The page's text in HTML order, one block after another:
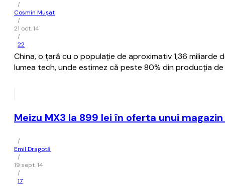
/
Cosmin Mușat
/
21 oct. 14
/
22
China, o ţară cu o populaţie de aproximativ 1,36
lumea tech, unde estimez că peste 80% din producţia
Meizu MX3 la 899 lei în oferta unui
/
Emil Dragotă
/
19 sept. 14
/
17